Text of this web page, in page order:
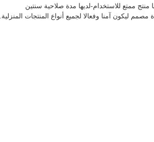
آمنا وفعالا لجميع أنواع المنتجات المنزلية.